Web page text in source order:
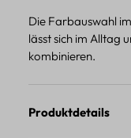
Die Farbauswahl
lässt sich im Alltag
kombinieren.
Produktdetails